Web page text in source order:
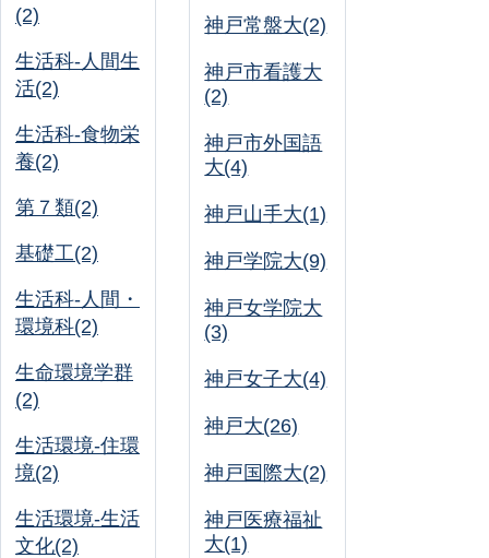
(2)
生活科-人間生
活(2)
生活科-食物栄
養(2)
第７類(2)
基礎工(2)
生活科-人間・
環境科(2)
生命環境学群
(2)
生活環境-住環
境(2)
生活環境-生活
文化(2)
神戸常盤大(2)
神戸市看護大
(2)
神戸市外国語
大(4)
神戸山手大(1)
神戸学院大(9)
神戸女学院大
(3)
神戸女子大(4)
神戸大(26)
神戸国際大(2)
神戸医療福祉
大(1)